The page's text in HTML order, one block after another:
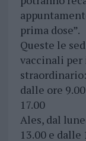
prima dose”.
Queste le
vaccinali per
dalle ore
17.00
Ales, dal
13.00 e dalle